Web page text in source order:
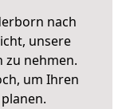
nach
unsere
zu nehmen.
um Ihren